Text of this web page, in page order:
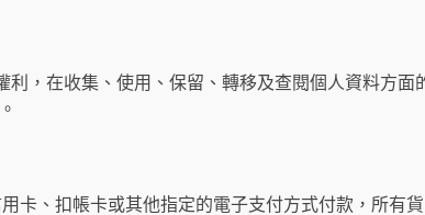
利，在收集、使用、保留、轉移及查閱個人資料方面
卡、扣帳卡或其他指定的電子支付方式付款，所有